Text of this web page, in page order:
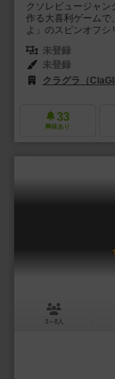
クソレビュージャ
作る大喜利ゲームで
よ」のスピンオフシ
未登録
未登録
クラグラ（
33
興味あり
3～8人